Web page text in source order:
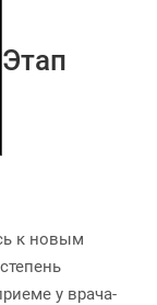
Этап
к новым
у врача-